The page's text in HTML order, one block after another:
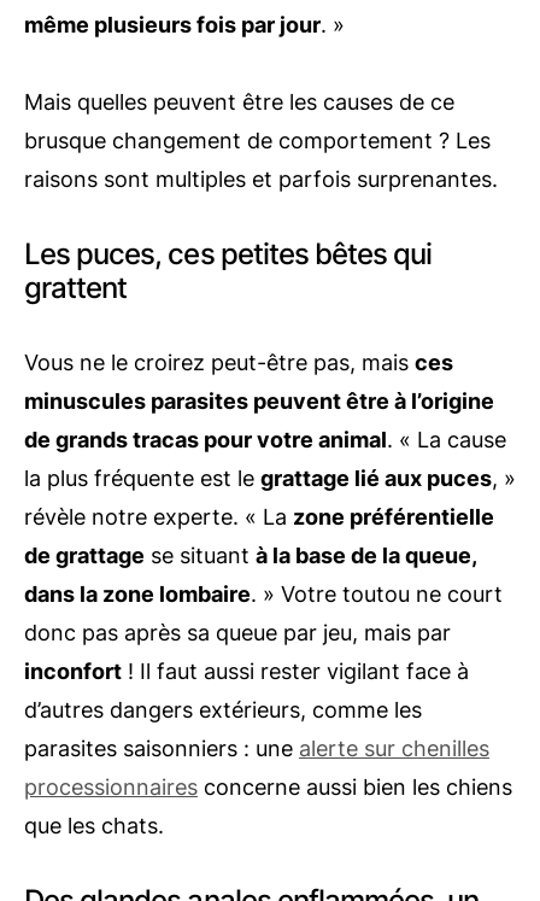
même plusieurs fois par jour. »
Mais quelles peuvent être les causes de ce
brusque changement de comportement ? Les
raisons sont multiples et parfois surprenantes.
Les puces, ces petites bêtes qui
grattent
Vous ne le croirez peut-être pas, mais ces
minuscules parasites peuvent être à l’origine
de grands tracas pour votre animal. « La cause
la plus fréquente est le grattage lié aux puces, »
révèle notre experte. « La zone préférentielle
de grattage se situant à la base de la queue,
dans la zone lombaire. » Votre toutou ne court
donc pas après sa queue par jeu, mais par
inconfort ! Il faut aussi rester vigilant face à
d’autres dangers extérieurs, comme les
parasites saisonniers : une alerte sur chenilles
processionnaires concerne aussi bien les chiens
que les chats.